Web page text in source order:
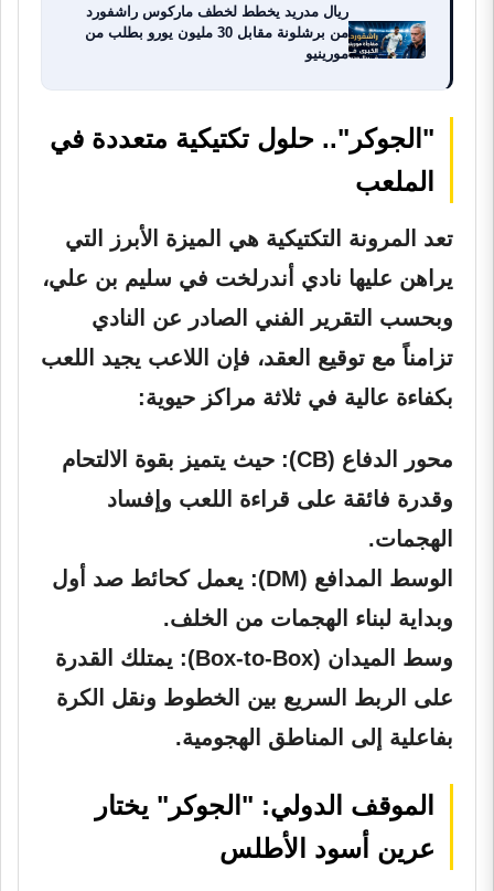
ريال مدريد يخطط لخطف ماركوس راشفورد
من برشلونة مقابل 30 مليون يورو بطلب من
مورينيو
"الجوكر".. حلول تكتيكية متعددة في
الملعب
تعد المرونة التكتيكية هي الميزة الأبرز التي
يراهن عليها نادي أندرلخت في سليم بن علي،
وبحسب التقرير الفني الصادر عن النادي
تزامناً مع توقيع العقد، فإن اللاعب يجيد اللعب
بكفاءة عالية في ثلاثة مراكز حيوية:
محور الدفاع (CB):
حيث يتميز بقوة الالتحام
وقدرة فائقة على قراءة اللعب وإفساد
الهجمات.
الوسط المدافع (DM):
يعمل كحائط صد أول
وبداية لبناء الهجمات من الخلف.
وسط الميدان (Box-to-Box):
يمتلك القدرة
على الربط السريع بين الخطوط ونقل الكرة
بفاعلية إلى المناطق الهجومية.
الموقف الدولي: "الجوكر" يختار
عرين أسود الأطلس